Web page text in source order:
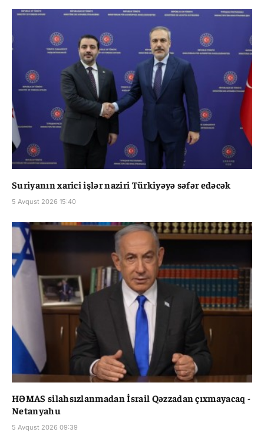
Suriyanın xarici işlər naziri Türkiyəyə səfər edəcək
5 Avqust 2026 15:40
HƏMAS silahsızlanmadan İsrail Qəzzadan çıxmayacaq -
Netanyahu
5 Avqust 2026 09:39